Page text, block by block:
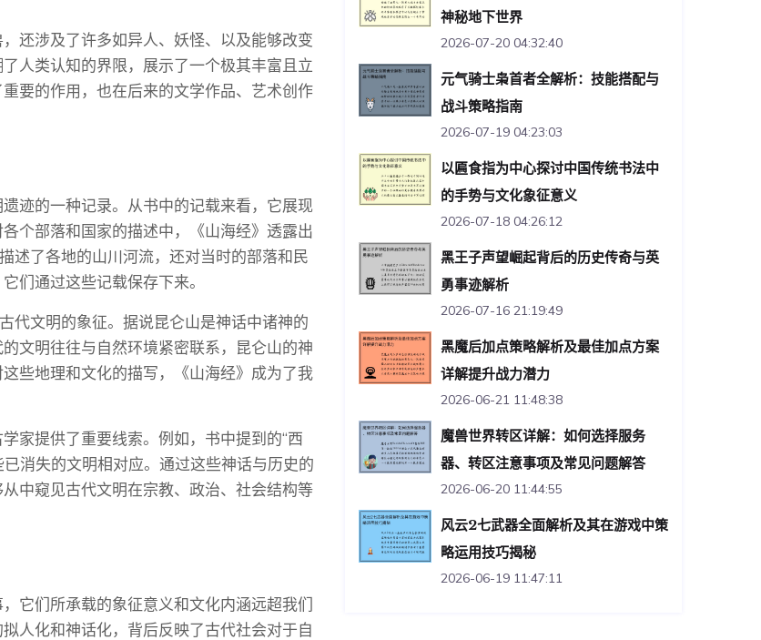
还涉及了许多如异人、妖怪、以及能够改变
人类认知的界限，展示了一个极其丰富且立
要的作用，也在后来的文学作品、艺术创作
迹的一种记录。从书中的记载来看，它展现
个部落和国家的描述中，《山海经》透露出
述了各地的山川河流，还对当时的部落和民
们通过这些记载保存下来。
代文明的象征。据说昆仑山是神话中诸神的
文明往往与自然环境紧密联系，昆仑山的神
些地理和文化的描写，《山海经》成为了我
家提供了重要线索。例如，书中提到的“西
消失的文明相对应。通过这些神话与历史的
中窥见古代文明在宗教、政治、社会结构等
它们所承载的象征意义和文化内涵远超我们
人化和神话化，背后反映了古代社会对于自
神秘地下世界
2026-07-20 04:32:40
元气骑士枭首者全解析：技能搭配与
战斗策略指南
2026-07-19 04:23:03
以匾食指为中心探讨中国传统书法中
的手势与文化象征意义
2026-07-18 04:26:12
黑王子声望崛起背后的历史传奇与英
勇事迹解析
2026-07-16 21:19:49
黑魔后加点策略解析及最佳加点方案
详解提升战力潜力
2026-06-21 11:48:38
魔兽世界转区详解：如何选择服务
器、转区注意事项及常见问题解答
2026-06-20 11:44:55
风云2七武器全面解析及其在游戏中策
略运用技巧揭秘
2026-06-19 11:47:11